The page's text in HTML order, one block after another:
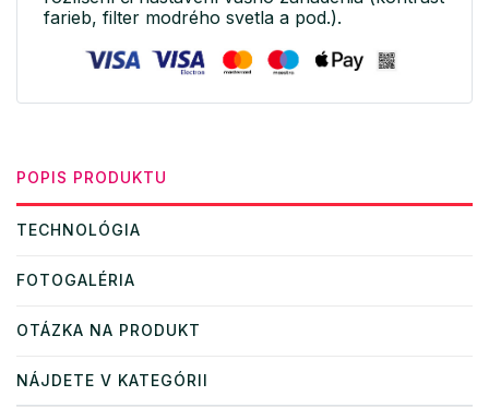
farieb, filter modrého svetla a pod.).
POPIS PRODUKTU
TECHNOLÓGIA
FOTOGALÉRIA
OTÁZKA NA PRODUKT
NÁJDETE V KATEGÓRII